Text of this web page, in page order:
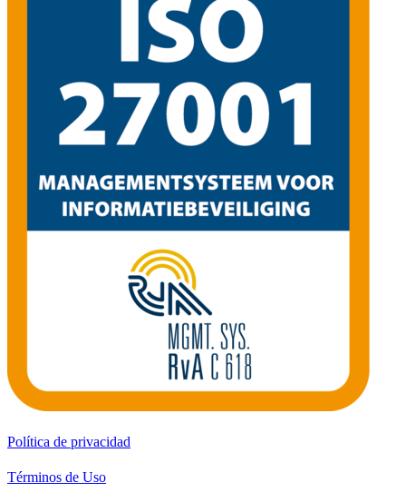
Política de privacidad
Términos de Uso